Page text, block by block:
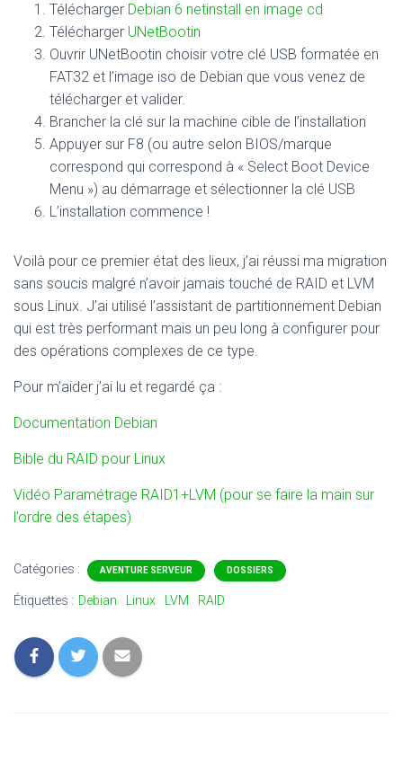
Télécharger Debian 6 netinstall en image cd
Télécharger UNetBootin
Ouvrir UNetBootin choisir votre clé USB formatée en
FAT32 et l’image iso de Debian que vous venez de
télécharger et valider.
Brancher la clé sur la machine cible de l’installation
Appuyer sur F8 (ou autre selon BIOS/marque
correspond qui correspond à « Select Boot Device
Menu ») au démarrage et sélectionner la clé USB
L’installation commence !
Voilà pour ce premier état des lieux, j’ai réussi ma migration
sans soucis malgré n’avoir jamais touché de RAID et LVM
sous Linux. J’ai utilisé l’assistant de partitionnement Debian
qui est très performant mais un peu long à configurer pour
des opérations complexes de ce type.
Pour m’aider j’ai lu et regardé ça :
Documentation Debian
Bible du RAID pour Linux
Vidéo Paramétrage RAID1+LVM (pour se faire la main sur
l’ordre des étapes)
Catégories : AVENTURE SERVEUR DOSSIERS
Étiquettes : Debian Linux LVM RAID